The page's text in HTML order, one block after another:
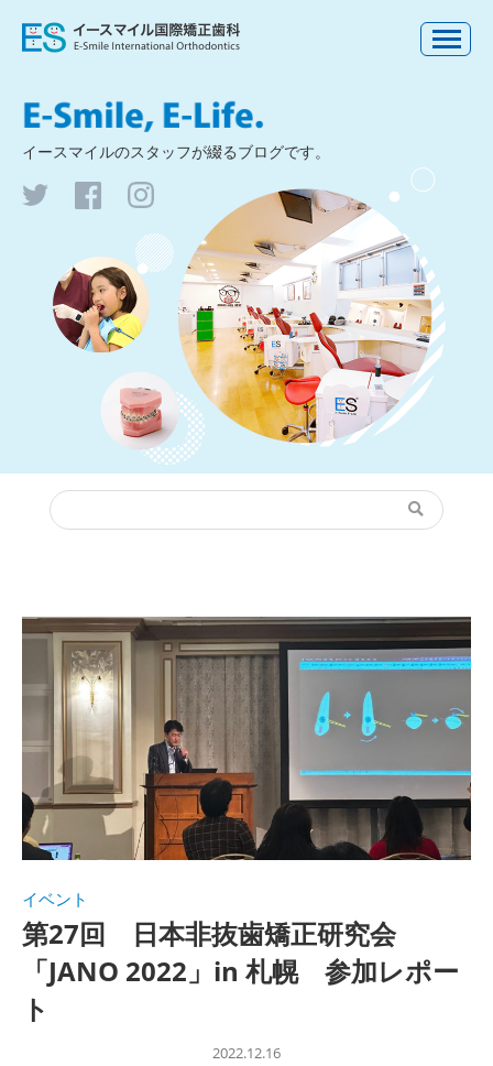
イースマイルのスタッフが綴るブログです。
イベント
第27回 日本非抜歯矯正研究会
「JANO 2022」in 札幌 参加レポー
ト
2022.12.16